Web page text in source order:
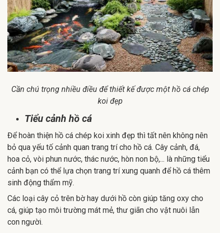
Cần chú trọng nhiều điều để thiết kế được một hồ cá chép
koi đẹp
Tiểu cảnh hồ cá
Để hoàn thiện hồ cá chép koi xinh đẹp thì tất nên không nên
bỏ qua yếu tố cảnh quan trang trí cho hồ cá. Cây cảnh, đá,
hoa cỏ, vòi phun nước, thác nước, hòn non bộ,... là những tiểu
cảnh bạn có thể lựa chọn trang trí xung quanh để hồ cá thêm
sinh động thẩm mỹ.
Các loại cây cỏ trên bờ hay dưới hồ còn giúp tăng oxy cho
cá, giúp tạo môi trường mát mẻ, thư giãn cho vật nuôi lẫn
con người.